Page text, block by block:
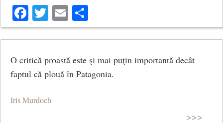
Facebook
Twitter
Email
O critică proastă este şi mai puţin importantă decât
faptul că plouă în Patagonia.
Iris Murdoch
>>>